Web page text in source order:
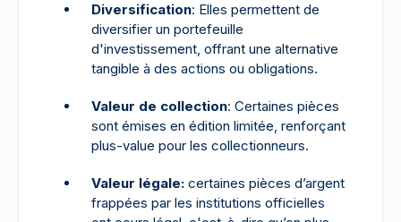
Diversification: Elles permettent de
diversifier un portefeuille
d'investissement, offrant une alternative
tangible à des actions ou obligations.
Valeur de collection: Certaines pièces
sont émises en édition limitée, renforçant
plus-value pour les collectionneurs.
Valeur légale: certaines pièces d’argent
frappées par les institutions officielles